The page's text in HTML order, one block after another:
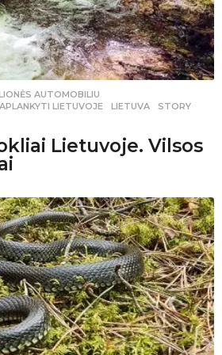
AUTOMOBILIU
LIETUVOJE ,LIETUVA ,STORY
Lietuvoje. Vilsos